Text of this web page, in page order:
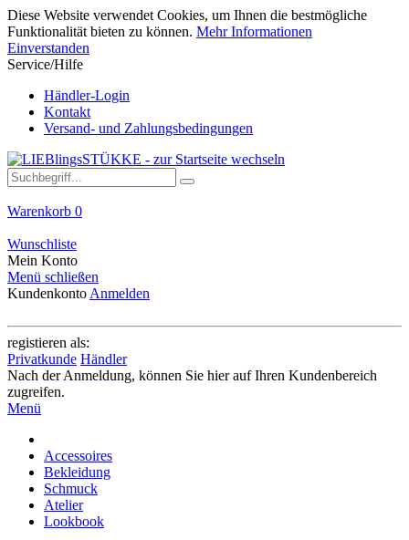
Diese Website verwendet Cookies, um Ihnen die bestmögliche
Funktionalität bieten zu können. Mehr Informationen
Einverstanden
Service/Hilfe
Händler-Login
Kontakt
Versand- und Zahlungsbedingungen
Warenkorb 0
Wunschliste
Mein Konto
Menü schließen
Kundenkonto Anmelden
registieren als:
Privatkunde Händler
Nach der Anmeldung, können Sie hier auf Ihren Kundenbereich
zugreifen.
Menü
Accessoires
Bekleidung
Schmuck
Atelier
Lookbook